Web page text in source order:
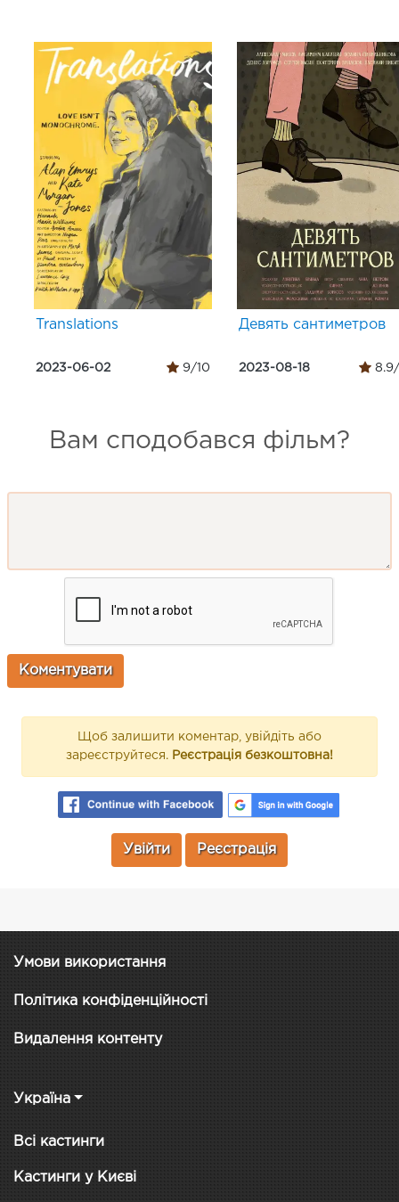
Translations
2023-06-02 9/10
Девять сантиметров
2023-08-18 8.9/
Вам сподобався фільм?
Щоб залишити коментар, увійдіть або
зареєструйтеся. Реєстрація безкоштовна!
Увійти Реєстрація
Умови використання
Політика конфіденційності
Видалення контенту
Україна
Всі кастинги
Кастинги у Києві